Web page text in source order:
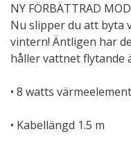
NY FÖRBÄTTRAD
Nu slipper du att byta
vintern! Äntligen har
håller vattnet flytande
• 8 watts
• Kabellängd 1.5 m